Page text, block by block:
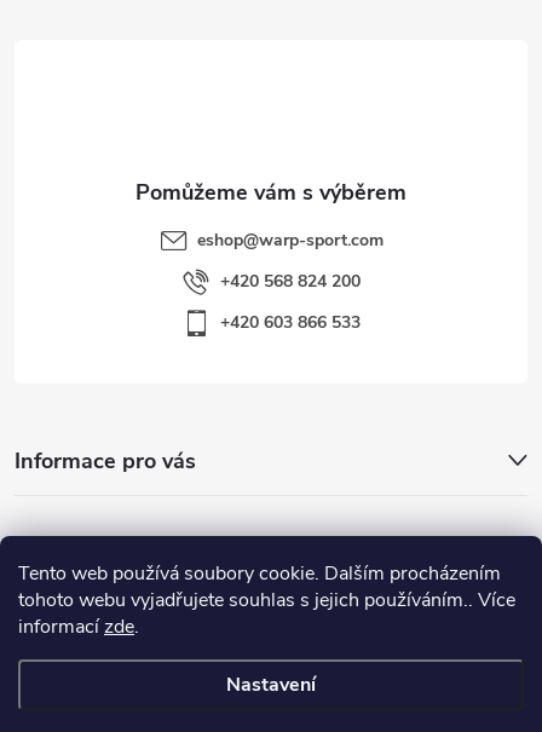
Tento web používá soubory cookie. Dalším procházením
tohoto webu vyjadřujete souhlas s jejich používáním.. Více
informacízde.
Nastavení
eshop@warp-sport.com
+420 568 824 200
+420 603 866 533
Informace pro vás
Nejhledanější
Důležité odkazy